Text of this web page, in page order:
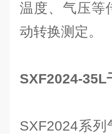
温度、气压等
动转换测定。
SXF2024-35L
SXF2024系